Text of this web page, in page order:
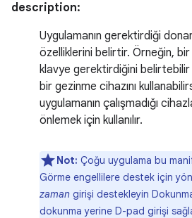
description:
Uygulamanın gerektirdiği
özelliklerini belirtir. Örneğin,
klavye gerektirdiğini
bir gezinme cihazını
uygulamanın çalışmadığı
önlemek için kullanılır.
Not: Çoğu uygulama bu
Görme engellilere destek için
zaman girişi destekleyin
dokunma yerine D-pad girişi